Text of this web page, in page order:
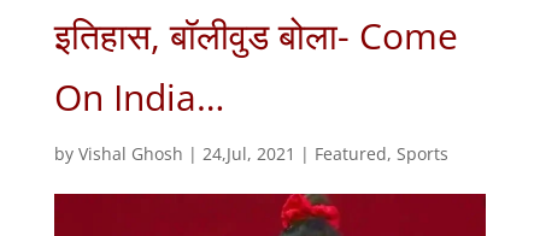
इतिहास, बॉलीवुड बोला- Come
On India…
by Vishal Ghosh | 24,Jul, 2021 | Featured, Sports